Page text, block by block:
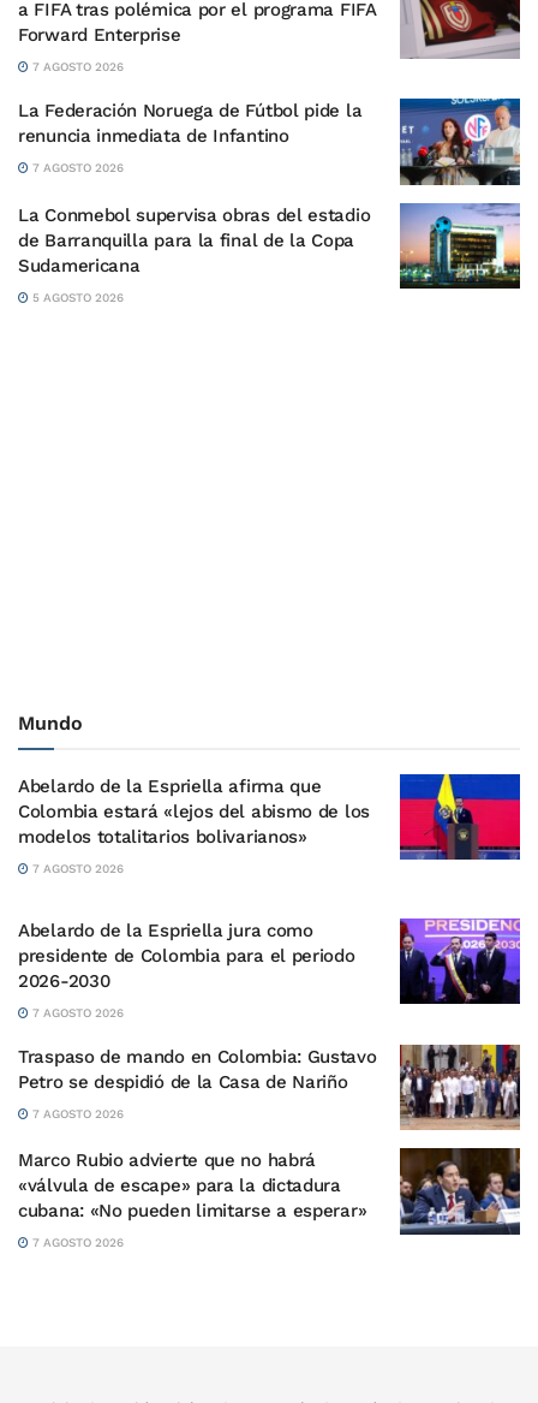
a FIFA tras polémica por el programa FIFA
Forward Enterprise
7 AGOSTO 2026
La Federación Noruega de Fútbol pide la
renuncia inmediata de Infantino
7 AGOSTO 2026
La Conmebol supervisa obras del estadio
de Barranquilla para la final de la Copa
Sudamericana
5 AGOSTO 2026
Mundo
Abelardo de la Espriella afirma que
Colombia estará «lejos del abismo de los
modelos totalitarios bolivarianos»
7 AGOSTO 2026
Abelardo de la Espriella jura como
presidente de Colombia para el periodo
2026-2030
7 AGOSTO 2026
Traspaso de mando en Colombia: Gustavo
Petro se despidió de la Casa de Nariño
7 AGOSTO 2026
Marco Rubio advierte que no habrá
«válvula de escape» para la dictadura
cubana: «No pueden limitarse a esperar»
7 AGOSTO 2026